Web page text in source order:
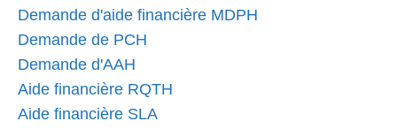
Demande d'aide financière MDPH
Demande de PCH
Demande d'AAH
Aide financière RQTH
Aide financière SLA